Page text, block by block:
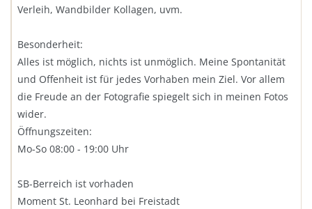
Verleih, Wandbilder Kollagen, uvm.
Besonderheit:
Alles ist möglich, nichts ist unmöglich. Meine Spontanität
und Offenheit ist für jedes Vorhaben mein Ziel. Vor allem
die Freude an der Fotografie spiegelt sich in meinen Fotos
wider.
Öffnungszeiten:
Mo-So 08:00 - 19:00 Uhr
SB-Berreich ist vorhaden
Moment St. Leonhard bei Freistadt